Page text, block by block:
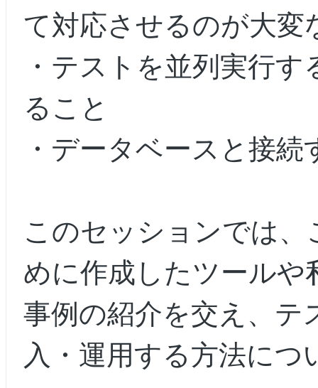
て対応させるのが大変
・テストを並列実行
ること
・データベースと接
このセッションでは
めに作成したツール
事例の紹介を交え、テ
入・運用する方法に